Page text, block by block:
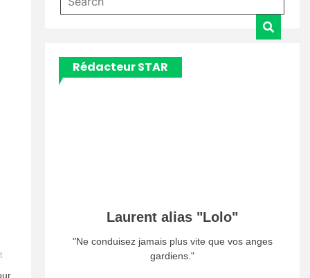
on
Rédacteur STAR
Laurent alias "Lolo"
"Ne conduisez jamais plus vite que vos anges
gardiens."